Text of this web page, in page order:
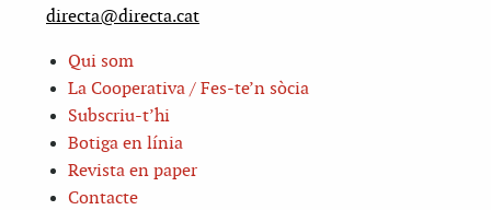
directa@directa.cat
Qui som
La Cooperativa / Fes-te’n sòcia
Subscriu-t’hi
Botiga en línia
Revista en paper
Contacte